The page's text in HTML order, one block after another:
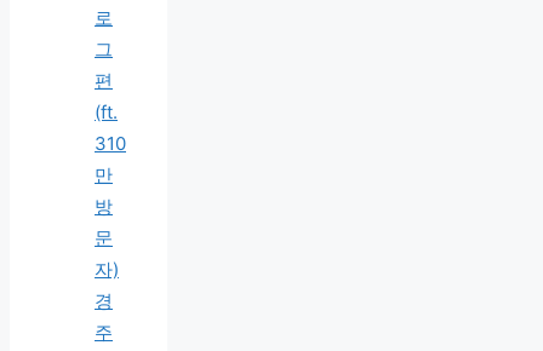
로
그
편
(ft.
310
만
방
문
자)
경
주